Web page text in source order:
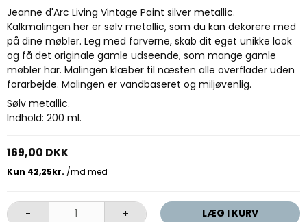
Jeanne d'Arc Living Vintage Paint silver metallic.
Kalkmalingen her er sølv metallic, som du kan dekorere med
på dine møbler. Leg med farverne, skab dit eget unikke look
og få det originale gamle udseende, som mange gamle
møbler har. Malingen klæber til næsten alle overflader uden
forarbejde. Malingen er vandbaseret og miljøvenlig.
Sølv metallic.
Indhold: 200 ml.
169,00 DKK
- + LÆG I KURV